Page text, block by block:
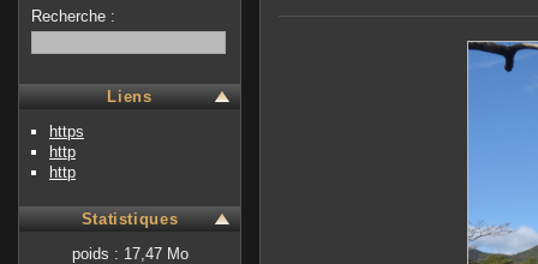
Recherche :
Liens
https
http
http
Statistiques
poids : 17,47 Mo